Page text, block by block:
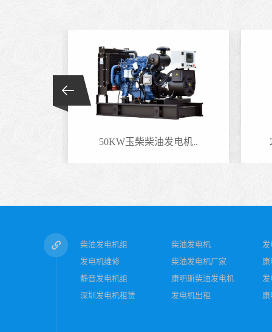
50KW玉柴柴油发电机..
柴油发电机组 柴油发电机
发
发电机维修
柴油发电机厂家
静音发电机组
康明斯柴油发电机
发
深圳发电机租赁
发电机出租 康